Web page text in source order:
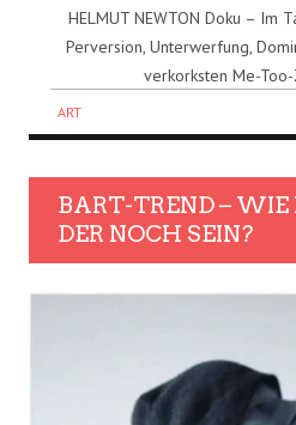
HELMUT NEWTON Doku – Im
Perversion, Unterwerfung,
verkorksten Me-Too-
ART
BART-TREND –
DER NOCH SEIN?